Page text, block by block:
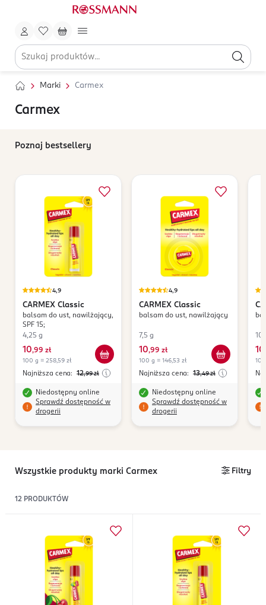
Marki Carmex
Carmex
Poznaj bestsellery
4,9
CARMEX Classic
balsam do ust, nawilżający,
SPF 15;
4,25 g
10,99 zł
100 g = 258,59 zł
Najniższa cena: 12,99 zł
Niedostępny online
Sprawdź dostępność w
drogerii
4,9
CARMEX Classic
balsam do ust, nawilżający
7,5 g
10,99 zł
100 g = 146,53 zł
Najniższa cena: 13,49 zł
Niedostępny online
Sprawdź dostępność w
drogerii
10
10
Wszystkie produkty marki Carmex Filtry
12 PRODUKTÓW